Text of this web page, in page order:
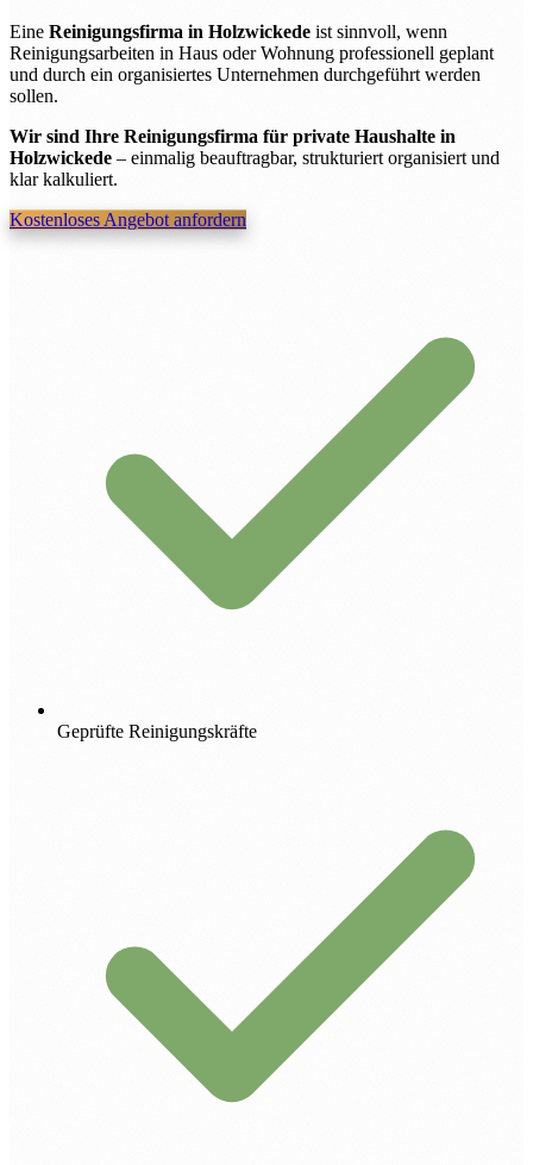
Eine Reinigungsfirma in Holzwickede ist sinnvoll, wenn
Reinigungsarbeiten in Haus oder Wohnung professionell geplant
und durch ein organisiertes Unternehmen durchgeführt werden
sollen.
Wir sind Ihre Reinigungsfirma für private Haushalte in
Holzwickede– einmalig beauftragbar, strukturiert organisiert und
klar kalkuliert.
Kostenloses Angebot anfordern
Geprüfte Reinigungskräfte